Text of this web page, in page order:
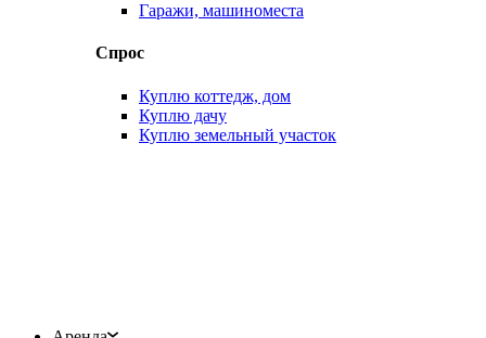
Гаражи, машиноместа
Спрос
Куплю коттедж, дом
Куплю дачу
Куплю земельный участок